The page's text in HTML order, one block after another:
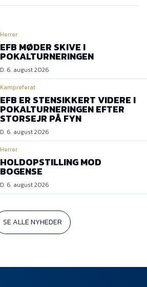
Herrer
EFB MØDER SKIVE I
POKALTURNERINGEN
D. 6. august 2026
Kampreferat
EFB ER STENSIKKERT VIDERE I
POKALTURNERINGEN EFTER
STORSEJR PÅ FYN
D. 6. august 2026
Herrer
HOLDOPSTILLING MOD
BOGENSE
D. 6. august 2026
SE ALLE NYHEDER